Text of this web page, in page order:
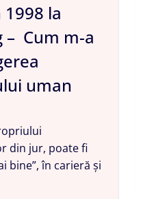
la
– Cum m-a
uman
din jur, poate fi
bine”, în carieră și